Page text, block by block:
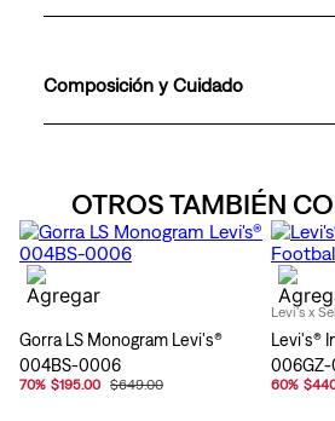
Composición y Cuidado
OTROS TAMBIÉN
Gorra LS Monogram Levi's®
004BS-0006
70% $195.00 $649.00
Levi's x
Levi's®
60%